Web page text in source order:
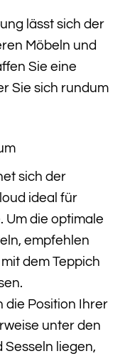
lässt sich der
Möbeln und
Sie eine
Sie sich rundum
sich der
ideal für
Um die optimale
empfehlen
dem Teppich
die Position Ihrer
unter den
liegen,